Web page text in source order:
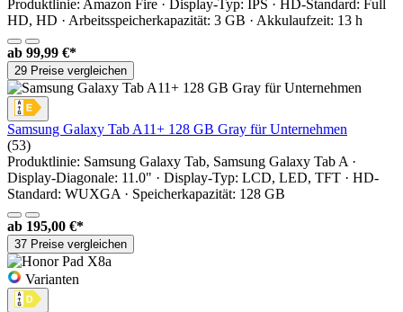
Produktlinie: Amazon Fire · Display-Typ: IPS · HD-Standard: Full
HD, HD · Arbeitsspeicherkapazität: 3 GB · Akkulaufzeit: 13 h
ab 99,99 €*
29 Preise vergleichen
Samsung Galaxy Tab A11+ 128 GB Gray für Unternehmen
(53)
Produktlinie: Samsung Galaxy Tab, Samsung Galaxy Tab A ·
Display-Diagonale: 11.0" · Display-Typ: LCD, LED, TFT · HD-
Standard: WUXGA · Speicherkapazität: 128 GB
ab 195,00 €*
37 Preise vergleichen
Varianten